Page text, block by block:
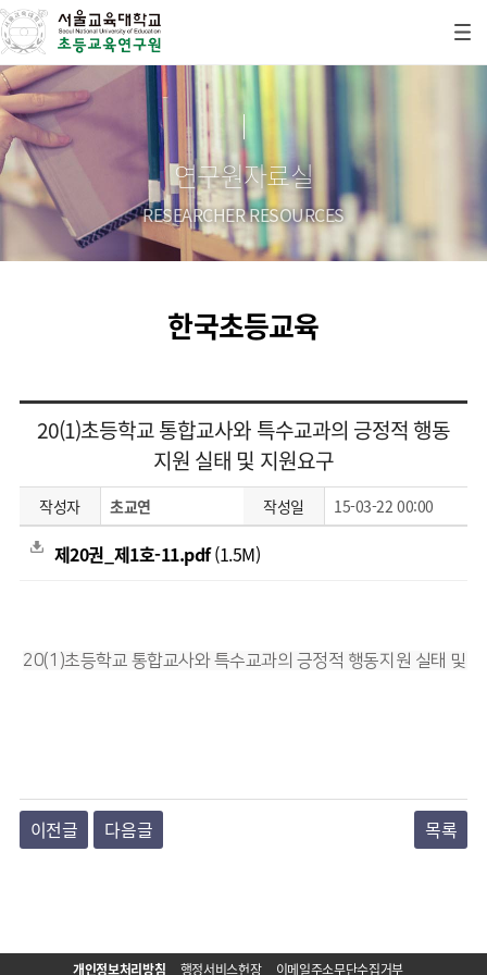
연구원자료실
RESEARCHER RESOURCES
한국초등교육
20(1)초등학교 통합교사와 특수교과의 긍정적 행동
지원 실태 및 지원요구
작성자 초교연 작성일 15-03-22 00:00
제20권_제1호-11.pdf(1.5M)
20(1)초등학교 통합교사와 특수교과의 긍정적 행동지원 실태 및
이전글 다음글 목록
개인정보처리방침 행정서비스헌장 이메일주소무단수집거부